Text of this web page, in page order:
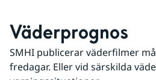
Väderprognos
SMHI publicerar väderfilmer
fredagar. Eller vid särskilda